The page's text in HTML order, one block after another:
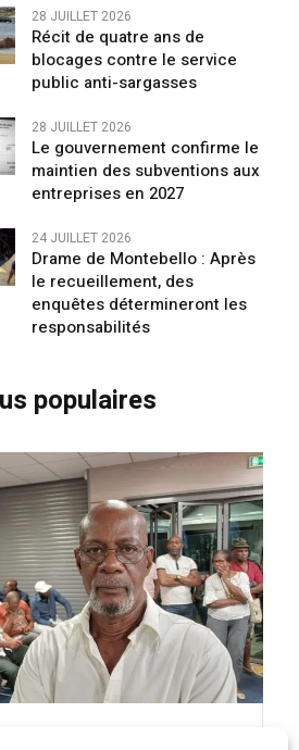
/ SAS / SHUTTLE’S
28 JUILLET 2026
Récit de quatre ans de
blocages contre le service
public anti-sargasses
28 JUILLET 2026
Le gouvernement confirme le
maintien des subventions aux
entreprises en 2027
24 JUILLET 2026
Drame de Montebello : Après
le recueillement, des
enquêtes détermineront les
responsabilités
populaires